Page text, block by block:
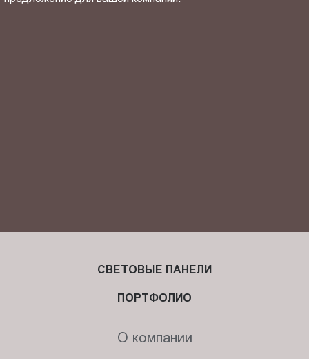
ОТПРАВИТЬ СВОЙ КОНТАКТ
СВЕТОВЫЕ ПАНЕЛИ
ПОРТФОЛИО
О компании